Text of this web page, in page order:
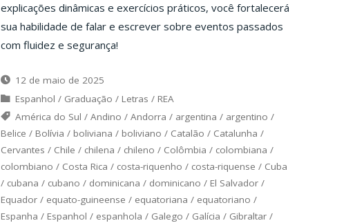
explicações dinâmicas e exercícios práticos, você fortalecerá
sua habilidade de falar e escrever sobre eventos passados
com fluidez e segurança!
12 de maio de 2025
Espanhol / Graduação / Letras / REA
América do Sul /Andino /Andorra / argentina / argentino /
Belice / Bolívia / boliviana / boliviano / Catalão / Catalunha /
Cervantes / Chile / chilena / chileno / Colômbia / colombiana /
colombiano / Costa Rica / costa-riquenho / costa-riquense / Cuba
/ cubana / cubano / dominicana / dominicano / El Salvador/
Equador/ equato-guineense / equatoriana / equatoriano /
Espanha / Espanhol / espanhola / Galego / Galícia / Gibraltar/